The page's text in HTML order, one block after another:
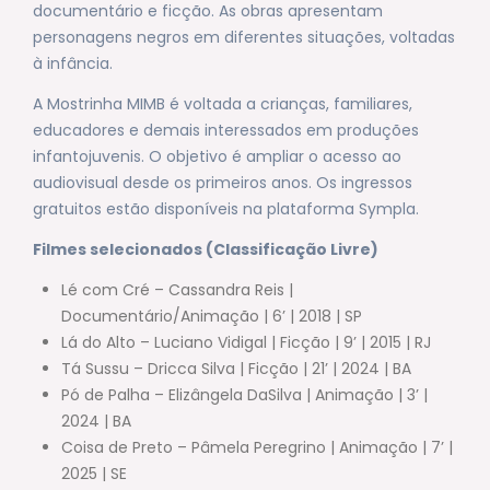
documentário e ficção. As obras apresentam
personagens negros em diferentes situações, voltadas
à infância.
A Mostrinha MIMB é voltada a crianças, familiares,
educadores e demais interessados em produções
infantojuvenis. O objetivo é ampliar o acesso ao
audiovisual desde os primeiros anos. Os ingressos
gratuitos estão disponíveis na plataforma Sympla.
Filmes selecionados (Classificação Livre)
Lé com Cré – Cassandra Reis |
Documentário/Animação | 6’ | 2018 | SP
Lá do Alto – Luciano Vidigal | Ficção | 9’ | 2015 | RJ
Tá Sussu – Dricca Silva | Ficção | 21’ | 2024 | BA
Pó de Palha – Elizângela DaSilva | Animação | 3’ |
2024 | BA
Coisa de Preto – Pâmela Peregrino | Animação | 7’ |
2025 | SE